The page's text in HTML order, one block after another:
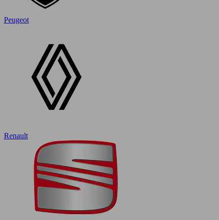
Peugeot
Renault